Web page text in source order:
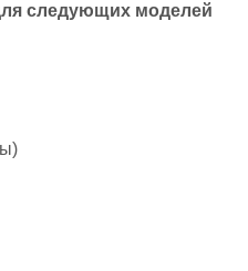
следующих моделей